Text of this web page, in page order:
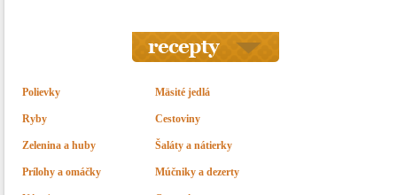
Polievky Mäsité jedlá
Ryby Cestoviny
Zelenina a huby Šaláty a nátierky
Prílohy a omáčky Múčniky a dezerty